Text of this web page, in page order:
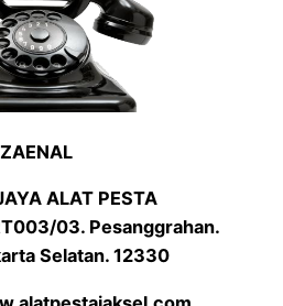
ZAENAL
ALAT PESTA
03. Pesanggrahan.
Selatan. 12330